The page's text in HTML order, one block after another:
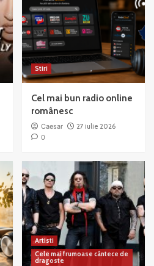
Stiri
Cel mai bun radio online
românesc
Caesar
27 iulie 2026
0
Artisti
Cele mai frumoase cântece de
dragoste